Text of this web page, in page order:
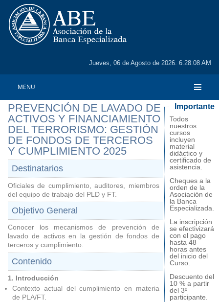
Jueves, 06 de Agosto de 2026. 6:28:08 AM
MENU
PREVENCIÓN DE LAVADO DE
ACTIVOS Y FINANCIAMIENTO
DEL TERRORISMO: GESTIÓN
DE FONDOS DE TERCEROS
Y CUMPLIMIENTO 2025
Destinatarios
Oficiales de cumplimiento, auditores, miembros
del equipo de trabajo del PLD y FT.
Objetivo General
Conocer los mecanismos de prevención de
lavado de activos en la gestión de fondos de
terceros y cumplimiento.
Contenido
1. Introducción
Contexto actual del cumplimiento en materia
de PLA/FT.
Importante
Todos
nuestros
cursos
incluyen
material
didáctico y
certificado de
asistencia.
Cheques a la
orden de la
Asociación de
la Banca
Especializada.
La inscripción
se efectivizará
con el pago
hasta 48
horas antes
del inicio del
Curso.
Descuento del
10 % a partir
del 3º
participante.